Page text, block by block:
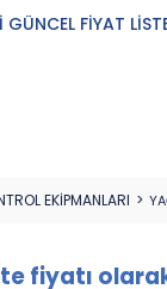
FİYAT
EKİPMANLARI
fiyatı